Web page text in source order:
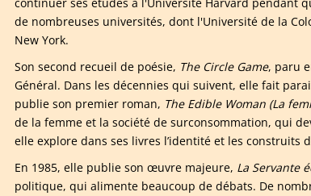
de nombreuses universités, dont l'Université de la
New York.
Son second recueil de poésie, The Circle Game, paru
Général. Dans les décennies qui suivent, elle fait
publie son premier roman, The Edible Woman (La
de la femme et la société de surconsommation, qui
elle explore dans ses livres l’identité et les construits
En 1985, elle publie son œuvre majeure, La Servante
politique, qui alimente beaucoup de débats. De